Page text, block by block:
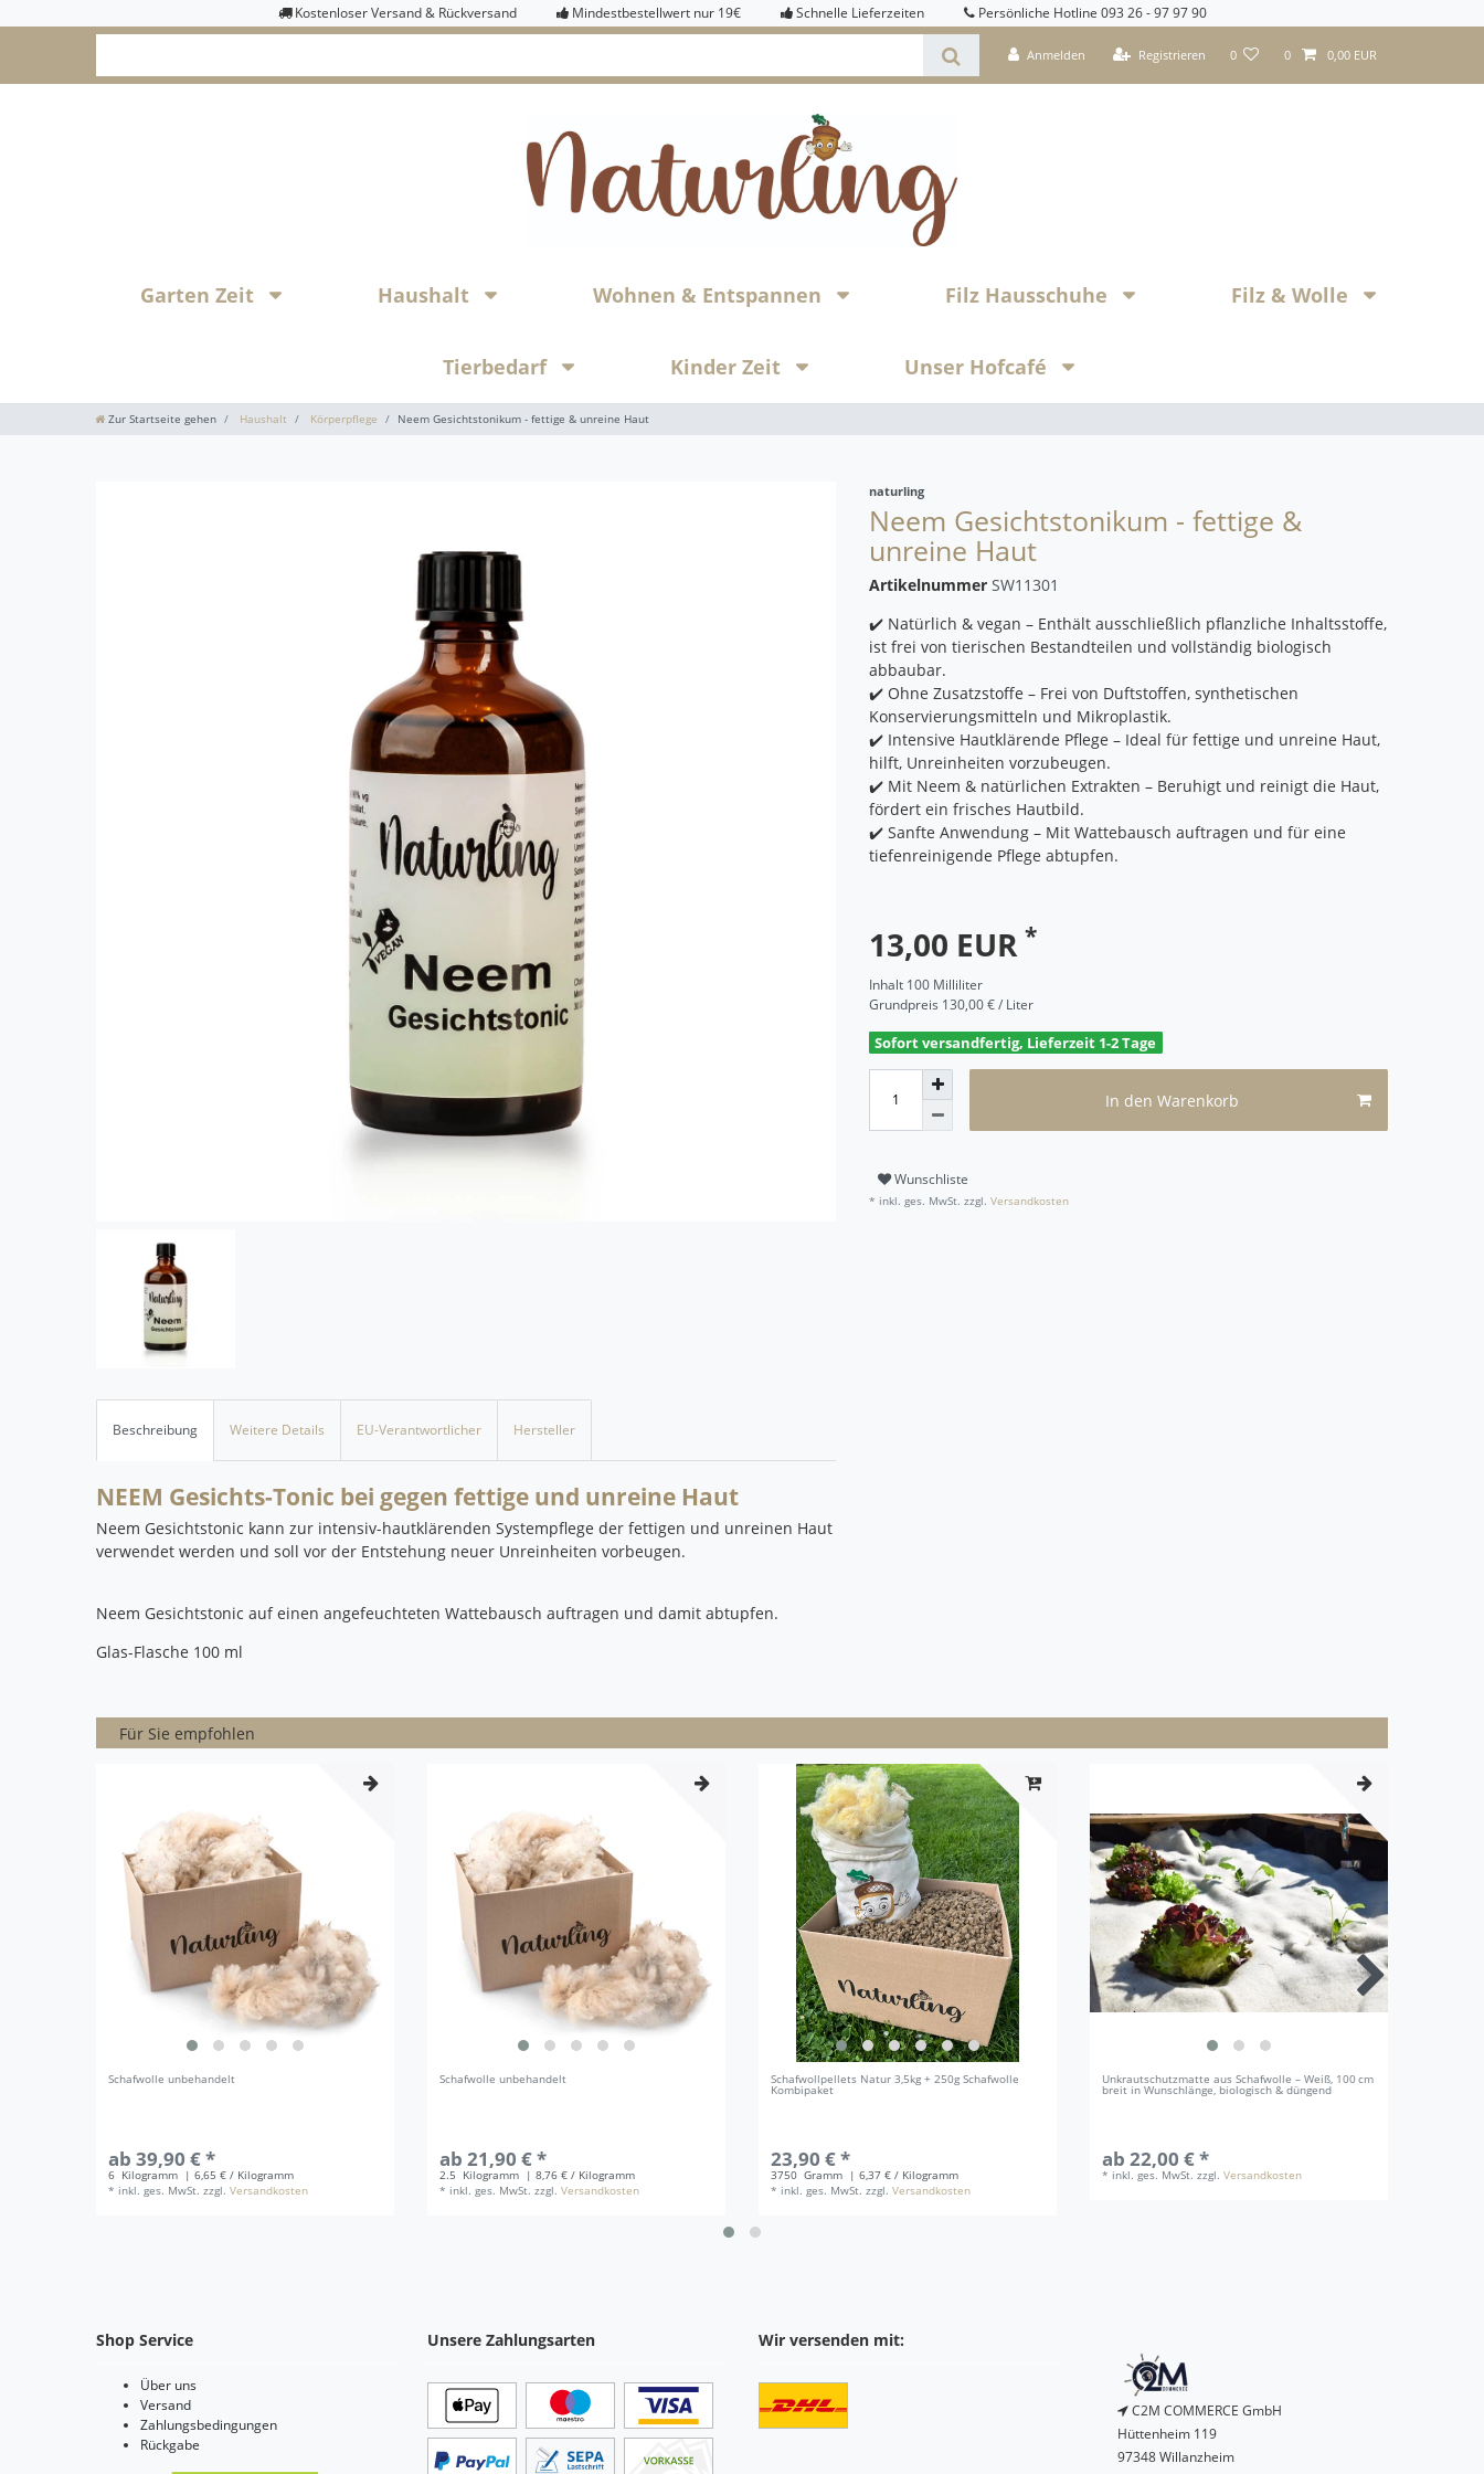
Kostenloser Versand & Rückversand Mindestbestellwert nur 19€ Schnelle Lieferzeiten Persönliche Hotline 093 26 - 97 97 90
Anmelden Registrieren 0 0 0,00 EUR
Garten Zeit Haushalt Wohnen & Entspannen Filz Hausschuhe Filz & Wolle
Tierbedarf Kinder Zeit Unser Hofcafé
Zur Startseite gehen Haushalt Körperpflege Neem Gesichtstonikum - fettige & unreine Haut
naturling
Neem Gesichtstonikum - fettige &
unreine Haut
Artikelnummer SW11301
✔️ Natürlich & vegan – Enthält ausschließlich pflanzliche Inhaltsstoffe,
ist frei von tierischen Bestandteilen und vollständig biologisch
abbaubar.
✔️ Ohne Zusatzstoffe – Frei von Duftstoffen, synthetischen
Konservierungsmitteln und Mikroplastik.
✔️ Intensive Hautklärende Pflege – Ideal für fettige und unreine Haut,
hilft, Unreinheiten vorzubeugen.
✔️ Mit Neem & natürlichen Extrakten – Beruhigt und reinigt die Haut,
fördert ein frisches Hautbild.
✔️ Sanfte Anwendung – Mit Wattebausch auftragen und für eine
tiefenreinigende Pflege abtupfen.
13,00 EUR *
Inhalt 100 Milliliter
Grundpreis 130,00 € / Liter
Sofort versandfertig, Lieferzeit 1-2 Tage
In den Warenkorb
Wunschliste
* inkl. ges. MwSt. zzgl. Versandkosten
Beschreibung Weitere Details EU-Verantwortlicher Hersteller
NEEM Gesichts-Tonic bei gegen fettige und unreine Haut
Neem Gesichtstonic kann zur intensiv-hautklärenden Systempflege der fettigen und unreinen Haut
verwendet werden und soll vor der Entstehung neuer Unreinheiten vorbeugen.
Neem Gesichtstonic auf einen angefeuchteten Wattebausch auftragen und damit abtupfen.
Glas-Flasche 100 ml
Für Sie empfohlen
Schafwolle unbehandelt
ab 39,90 € *
6 Kilogramm
| 6,65 € / Kilogramm
* inkl. ges. MwSt. zzgl.Versandkosten
Schafwolle unbehandelt
ab 21,90 € *
2.5 Kilogramm
| 8,76 € / Kilogramm
* inkl. ges. MwSt. zzgl.Versandkosten
Schafwollpellets Natur 3,5kg + 250g Schafwolle
Kombipaket
23,90 € *
3750 Gramm
| 6,37 € / Kilogramm
* inkl. ges. MwSt. zzgl.Versandkosten
Unkrautschutzmatte aus Schafwolle – Weiß, 100 cm
breit in Wunschlänge, biologisch & düngend
ab 22,00 € *
* inkl. ges. MwSt. zzgl.Versandkosten
Shop Service
Über uns
Versand
Zahlungsbedingungen
Rückgabe
Unsere Zahlungsarten Wir versenden mit:
C2M COMMERCE GmbH
Hüttenheim 119
97348 Willanzheim